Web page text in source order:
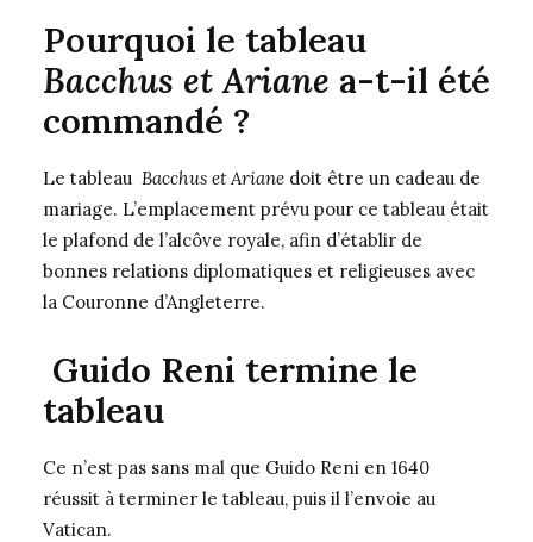
Pourquoi le tableau
Bacchus et Ariane a-t-il été
commandé ?
Le tableau Bacchus et Ariane doit être un cadeau de
mariage. L’emplacement prévu pour ce tableau était
le plafond de l’alcôve royale, afin d’établir de
bonnes relations diplomatiques et religieuses avec
la Couronne d’Angleterre.
Guido Reni termine le
tableau
Ce n’est pas sans mal que Guido Reni en 1640
réussit à terminer le tableau, puis il l’envoie au
Vatican.